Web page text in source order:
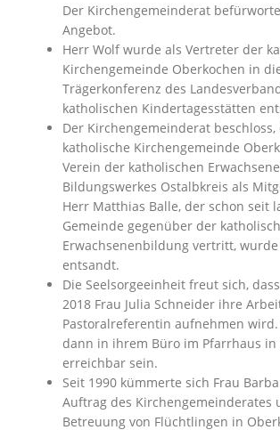
Der Kirchengemeinderat
Angebot.
Herr Wolf wurde als Vertreter der
Kirchengemeinde Oberkochen in
Trägerkonferenz des
katholischen Kindertagesstätten
Der Kirchengemeinderat beschloss,
katholische Kirchengemeinde
Verein der katholischen
Bildungswerkes Ostalbkreis als
Herr Matthias Balle, der schon seit
Gemeinde gegenüber der
Erwachsenenbildung vertritt,
entsandt.
Die Seelsorgeeinheit freut sich,
2018 Frau Julia Schneider ihre
Pastoralreferentin aufnehmen
dann in ihrem Büro im Pfarrhaus in
erreichbar sein.
Seit 1990 kümmerte sich Frau
Auftrag des Kirchengemeinderates
Betreuung von Flüchtlingen in